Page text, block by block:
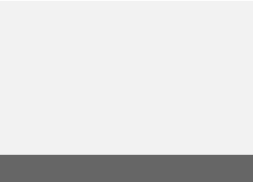
球！為統一獅女孩日揭幕